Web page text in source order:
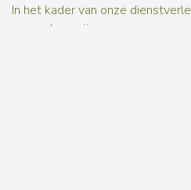
In het kader van onze
verwerken wij